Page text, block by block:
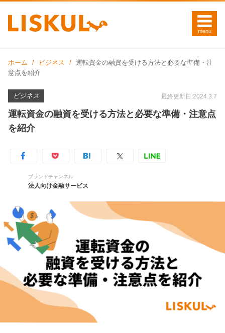
ホーム ビジネス
運転資金の融資を受ける方法と必要な準備・注
意点を紹介
ビジネス 最終更新日:2024.3.7
運転資金の融資を受ける方法と必要な準備・注意点
を紹介
ブランドチャンネル
法人向け金融サービス